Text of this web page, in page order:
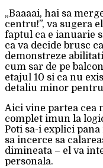
„Baaaai, hai sa
centru!”, va sugera
faptul ca e ianuarie
ca va decide brusc
demonstreze
cum sar de pe
etajul 10 si ca nu
detaliu minor
Aici vine partea cea
complet imun la
Poti sa-i explici
sa incerce sa
dimineata – el va
personala.